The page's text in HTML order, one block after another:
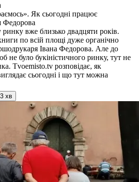
Як сьогодні працює
Федорова
вже близько двадцяти років.
по всій площі дуже органічно
Івана Федорова. Але до
не було букіністичного ринку, тут не
Tvoemisto.tv розповідає, як
сьогодні і що тут можна
хв